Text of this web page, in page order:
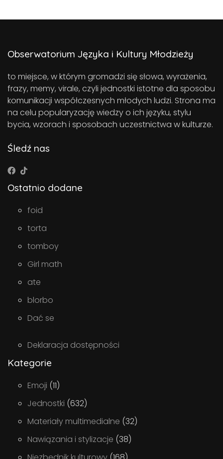
Obserwatorium Języka i Kultury Młodzieży
to miejsce, w którym gromadzi się słowa, wyrażenia,
frazy, memy, virale, czyli jednostki istotne dla sposobu
komunikacji współczesnych młodych ludzi. Strona ma
na celu popularyzację wiedzy o ich języku, stylu
bycia, wzorach i sposobach uczestnictwa w kulturze.
Śledź nas
Ostatnio dodane
foid
torta
tomboy
Girl math
ate
blorbo
Dać se
Deklaracja dostępności
Kategorie
Emoji (11)
Jednostki (632)
Materiały multimedialne (32)
Nawiązania i stylizacje (38)